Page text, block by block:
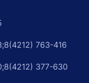
8(4212) 763-416
8(4212) 377-630